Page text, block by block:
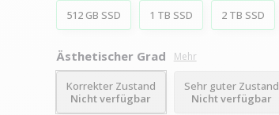
512 GB SSD 1 TB SSD 2 TB SSD
Ästhetischer Grad Mehr
Korrekter Zustand
Nicht verfügbar
Sehr guter Zustand
Nicht verfügbar